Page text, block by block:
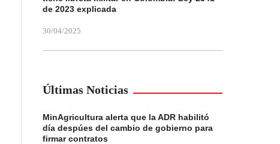
de 2023 explicada
30/04/2025
Últimas Noticias
MinAgricultura alerta que la ADR habilitó
día despúes del cambio de gobierno para
firmar contratos